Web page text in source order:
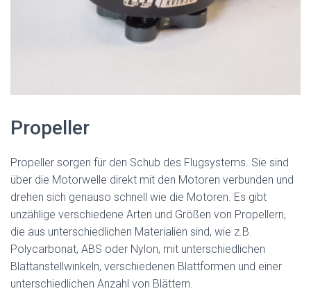
Propeller
Propeller sorgen für den Schub des Flugsystems. Sie sind
über die Motorwelle direkt mit den Motoren verbunden und
drehen sich genauso schnell wie die Motoren. Es gibt
unzählige verschiedene Arten und Größen von Propellern,
die aus unterschiedlichen Materialien sind, wie z.B.
Polycarbonat, ABS oder Nylon, mit unterschiedlichen
Blattanstellwinkeln, verschiedenen Blattformen und einer
unterschiedlichen Anzahl von Blättern.